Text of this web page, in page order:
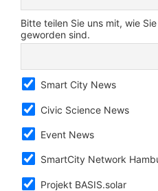
Bitte teilen Sie uns mit, wie
geworden sind.
Smart City News
Civic Science News
Event News
SmartCity Network
Projekt BASIS.solar